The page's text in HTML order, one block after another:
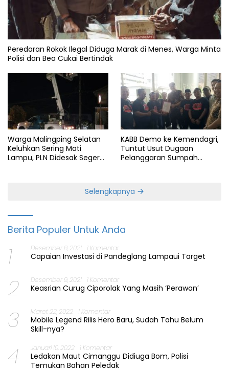
Peredaran Rokok Ilegal Diduga Marak di Menes, Warga Minta
Polisi dan Bea Cukai Bertindak
Warga Malingping Selatan
Keluhkan Sering Mati
Lampu, PLN Didesak Segera
KABB Demo ke Kemendagri,
Tuntut Usut Dugaan
Pelanggaran Sumpah
Selengkapnya
Berita Populer Untuk Anda
1 Desember 8, 2021 1 Komentar
Capaian Investasi di Pandeglang Lampaui Target
2 Desember 9, 2021 1 Komentar
Keasrian Curug Ciporolak Yang Masih ‘Perawan’
3 Maret 22, 2022 1 Komentar
Mobile Legend Rilis Hero Baru, Sudah Tahu Belum
Skill-nya?
4 Januari 10, 2022 1 Komentar
Ledakan Maut Cimanggu Didiuga Bom, Polisi
Temukan Bahan Peledak